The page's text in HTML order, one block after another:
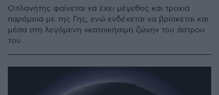
Ο πλανήτης φαίνεται να έχει μέγεθος και τροχιά
παρόμοια με της Γης, ενώ ενδέχεται να βρίσκεται και
μέσα στη λεγόμενη «κατοικήσιμη ζώνη» του άστρου
του